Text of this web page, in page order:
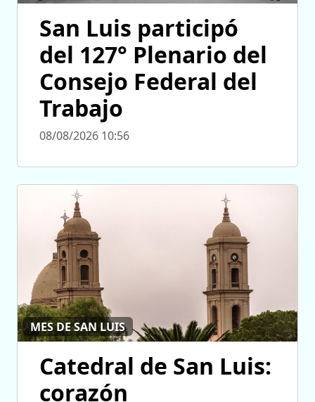
San Luis participó
del 127° Plenario del
Consejo Federal del
Trabajo
08/08/2026 10:56
MES DE SAN LUIS
Catedral de San Luis:
corazón